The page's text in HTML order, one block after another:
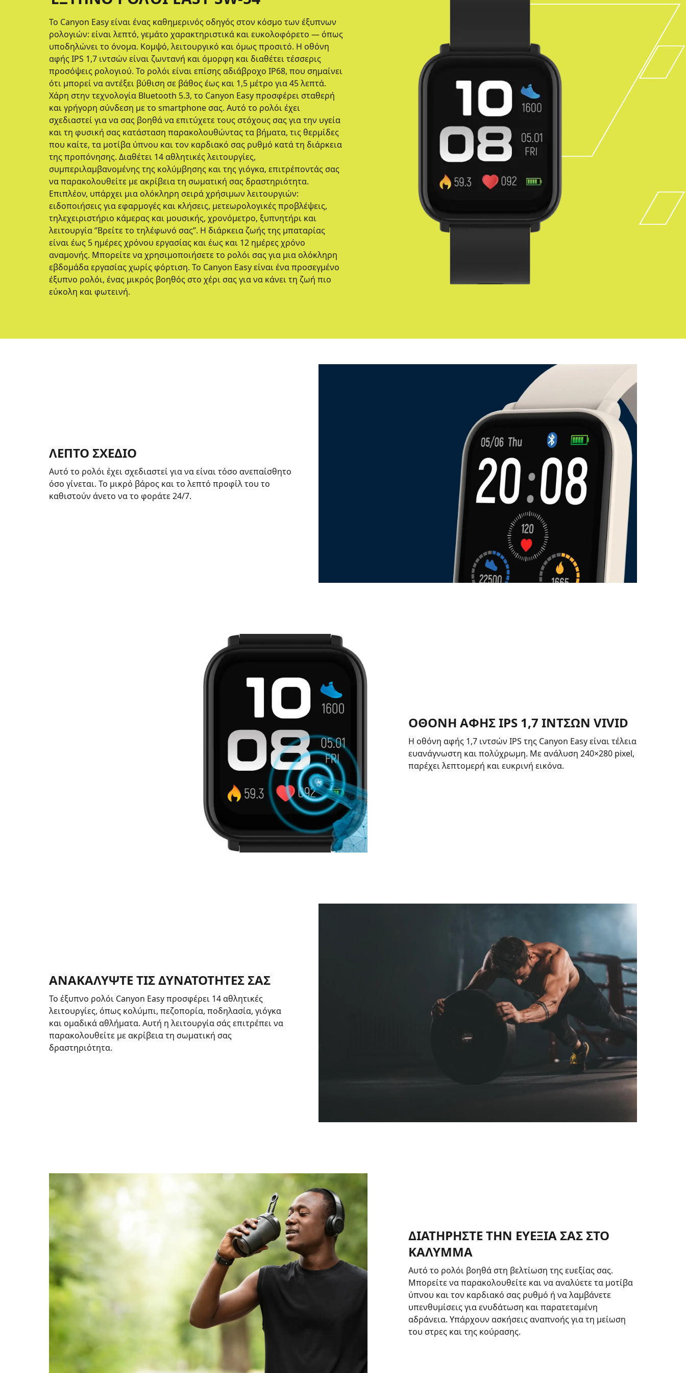
Το Canyon Easy είναι ένας καθημερινός οδηγός στον κόσμο των έξυπνων
ρολογιών: είναι λεπτό, γεμάτο χαρακτηριστικά και ευκολοφόρετο — όπως
υποδηλώνει το όνομα. Κομψό, λειτουργικό και όμως προσιτό. Η οθόνη
αφής IPS 1,7 ιντσών είναι ζωντανή και όμορφη και διαθέτει τέσσερις
προσόψεις ρολογιού. Το ρολόι είναι επίσης αδιάβροχο IP68, που σημαίνει
ότι μπορεί να αντέξει βύθιση σε βάθος έως και 1,5 μέτρο για 45 λεπτά.
Χάρη στην τεχνολογία Bluetooth 5.3, το Canyon Easy προσφέρει σταθερή
και γρήγορη σύνδεση με το smartphone σας. Αυτό το ρολόι έχει
σχεδιαστεί για να σας βοηθά να επιτύχετε τους στόχους σας για την υγεία
και τη φυσική σας κατάσταση παρακολουθώντας τα βήματα, τις θερμίδες
που καίτε, τα μοτίβα ύπνου και τον καρδιακό σας ρυθμό κατά τη διάρκεια
της προπόνησης. Διαθέτει 14 αθλητικές λειτουργίες,
συμπεριλαμβανομένης της κολύμβησης και της γιόγκα, επιτρέποντάς σας
να παρακολουθείτε με ακρίβεια τη σωματική σας δραστηριότητα.
Επιπλέον, υπάρχει μια ολόκληρη σειρά χρήσιμων λειτουργιών:
ειδοποιήσεις για εφαρμογές και κλήσεις, μετεωρολογικές προβλέψεις,
τηλεχειριστήριο κάμερας και μουσικής, χρονόμετρο, ξυπνητήρι και
λειτουργία ‘’Βρείτε το τηλέφωνό σας’’. Η διάρκεια ζωής της μπαταρίας
είναι έως 5 ημέρες χρόνου εργασίας και έως και 12 ημέρες χρόνο
αναμονής. Μπορείτε να χρησιμοποιήσετε το ρολόι σας για μια ολόκληρη
εβδομάδα εργασίας χωρίς φόρτιση. Το Canyon Easy είναι ένα προσεγμένο
έξυπνο ρολόι, ένας μικρός βοηθός στο χέρι σας για να κάνει τη ζωή πιο
εύκολη και φωτεινή.
ΛΕΠΤΟ ΣΧΕΔΙΟ
Αυτό το ρολόι έχει σχεδιαστεί για να είναι τόσο ανεπαίσθητο
όσο γίνεται. Το μικρό βάρος και το λεπτό προφίλ του το
καθιστούν άνετο να το φοράτε 24/7.
ΟΘΟΝΗ ΑΦΗΣ IPS 1,7 ΙΝΤΣΩΝ VIVID
Η οθόνη αφής 1,7 ιντσών IPS της Canyon Easy είναι τέλεια
ευανάγνωστη και πολύχρωμη. Με ανάλυση 240×280 pixel,
παρέχει λεπτομερή και ευκρινή εικόνα.
ΑΝΑΚΑΛΥΨΤΕ ΤΙΣ ΔΥΝΑΤΟΤΗΤΕΣ ΣΑΣ
Το έξυπνο ρολόι Canyon Easy προσφέρει 14 αθλητικές
λειτουργίες, όπως κολύμπι, πεζοπορία, ποδηλασία, γιόγκα
και ομαδικά αθλήματα. Αυτή η λειτουργία σάς επιτρέπει να
παρακολουθείτε με ακρίβεια τη σωματική σας
δραστηριότητα.
ΔΙΑΤΗΡΗΣΤΕ ΤΗΝ ΕΥΕΞΙΑ ΣΑΣ ΣΤΟ
ΚΑΛΥΜΜΑ
Αυτό το ρολόι βοηθά στη βελτίωση της ευεξίας σας.
Μπορείτε να παρακολουθείτε και να αναλύετε τα μοτίβα
ύπνου και τον καρδιακό σας ρυθμό ή να λαμβάνετε
υπενθυμίσεις για ενυδάτωση και παρατεταμένη
αδράνεια. Υπάρχουν ασκήσεις αναπνοής για τη μείωση
του στρες και της κούρασης.